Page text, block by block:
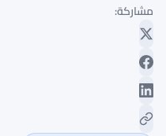
مشاركة: